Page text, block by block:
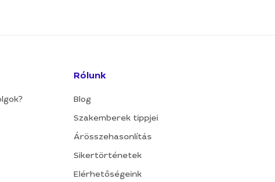
Rólunk
Blog
Szakemberek tippjei
Árösszehasonlítás
Sikertörténetek
Elérhetőségeink